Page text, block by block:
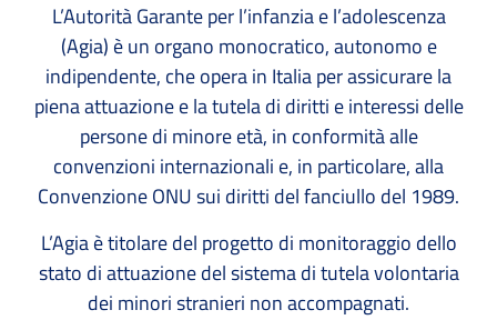
L’Autorità Garante per l’infanzia e l’adolescenza
(Agia) è un organo monocratico, autonomo e
indipendente, che opera in Italia per assicurare la
piena attuazione e la tutela di diritti e interessi delle
persone di minore età, in conformità alle
convenzioni internazionali e, in particolare, alla
Convenzione ONU sui diritti del fanciullo del 1989.
L’Agia è titolare del progetto di monitoraggio dello
stato di attuazione del sistema di tutela volontaria
dei minori stranieri non accompagnati.